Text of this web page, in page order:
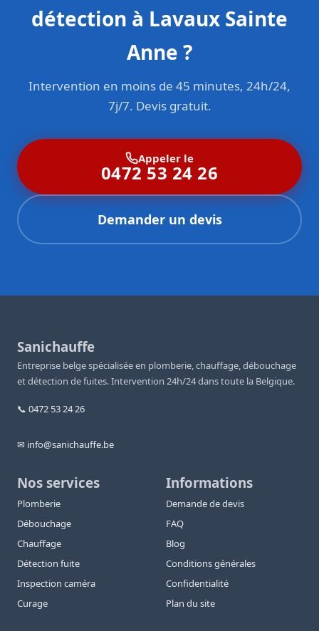
détection à Lavaux Sainte
Anne ?
Intervention en moins de 45 minutes, 24h/24,
7j/7. Devis gratuit.
Appeler le
0472 53 24 26
Demander un devis
Sanichauffe
Entreprise belge spécialisée en plomberie, chauffage, débouchage
et détection de fuites. Intervention 24h/24 dans toute la Belgique.
📞 0472 53 24 26
✉ info@sanichauffe.be
Nos services
Plomberie
Débouchage
Chauffage
Détection fuite
Inspection caméra
Curage
Informations
Demande de devis
FAQ
Blog
Conditions générales
Confidentialité
Plan du site